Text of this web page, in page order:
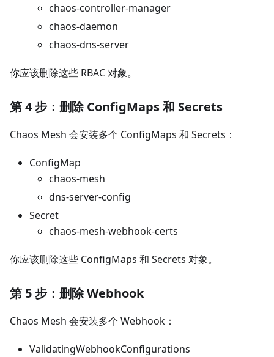
chaos-controller-manager
chaos-daemon
chaos-dns-server
你应该删除这些 RBAC 对象。
第 4 步：删除 ConfigMaps 和 Secrets
Chaos Mesh 会安装多个 ConfigMaps 和 Secrets：
ConfigMap
chaos-mesh
dns-server-config
Secret
chaos-mesh-webhook-certs
你应该删除这些 ConfigMaps 和 Secrets 对象。
第 5 步：删除 Webhook
Chaos Mesh 会安装多个 Webhook：
ValidatingWebhookConfigurations